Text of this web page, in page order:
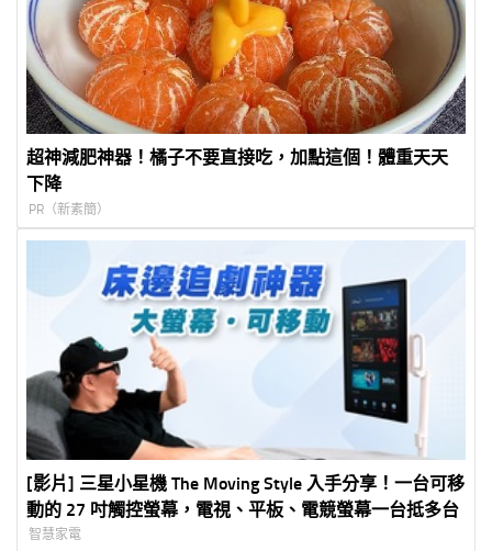
超神減肥神器！橘子不要直接吃，加點這個！體重天天
下降
PR（新素簡）
[影片] 三星小星機 The Moving Style 入手分享！一台可移
動的 27 吋觸控螢幕，電視、平板、電競螢幕一台抵多台
智慧家電